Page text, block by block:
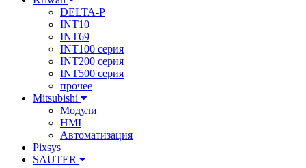
DELTA-P
INT10
INT69
INT100 серия
INT200 серия
INT500 серия
прочее
Mitsubishi
Модули
HMI
Автоматизация
Pixsys
SAUTER